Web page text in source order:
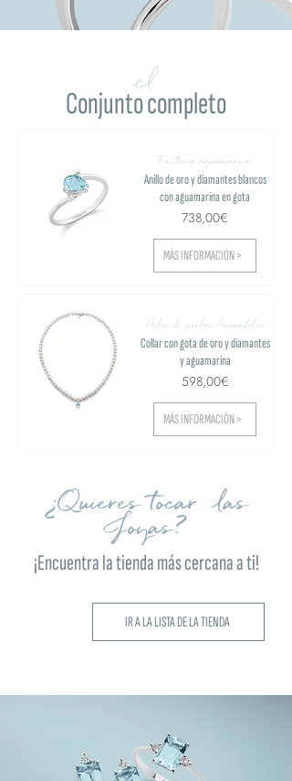
Conjunto completo
el
Fantasía aguamarina
Anillo de oro y diamantes blancos
con aguamarina en gota
738,00€
MÁS INFORMACIÓN >
Hilos de perlas Acquadolce
Collar con gota de oro y diamantes
y aguamarina
598,00€
MÁS INFORMACIÓN >
¿Quieres tocar las
Joyas?
¡Encuentra la tienda más cercana a ti!
IR A LA LISTA DE LA TIENDA